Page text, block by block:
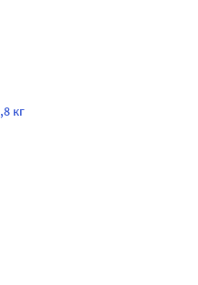
кг